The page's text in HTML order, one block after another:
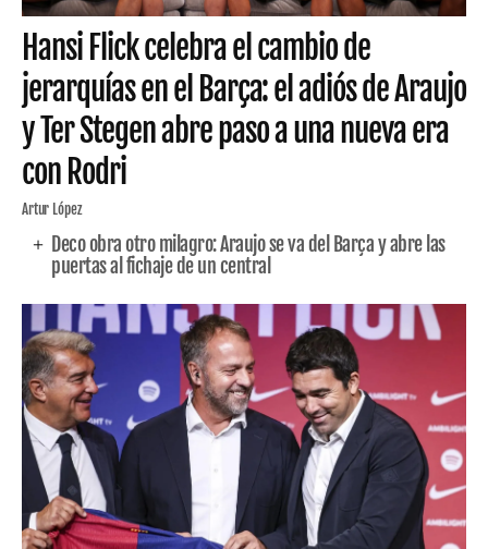
Hansi Flick celebra el cambio de
jerarquías en el Barça: el adiós de Araujo
y Ter Stegen abre paso a una nueva era
con Rodri
Artur López
Deco obra otro milagro: Araujo se va del Barça y abre las
puertas al fichaje de un central